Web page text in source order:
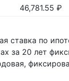
46,781.55 ₽
ставка по
за 20 лет